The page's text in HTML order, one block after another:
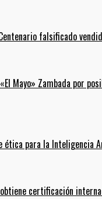
falsificado
Mayo» Zambada por
ética para la Inteligencia
certificación